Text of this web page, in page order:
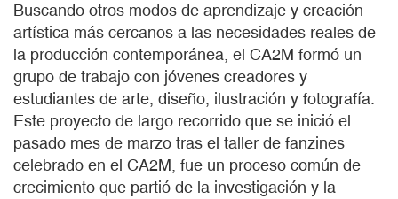
Buscando otros modos de aprendizaje y creación
artística más cercanos a las necesidades reales de
la producción contemporánea, el CA2M formó un
grupo de trabajo con jóvenes creadores y
estudiantes de arte, diseño, ilustración y fotografía.
Este proyecto de largo recorrido que se inició el
pasado mes de marzo tras el taller de fanzines
celebrado en el CA2M, fue un proceso común de
crecimiento que partió de la investigación y la